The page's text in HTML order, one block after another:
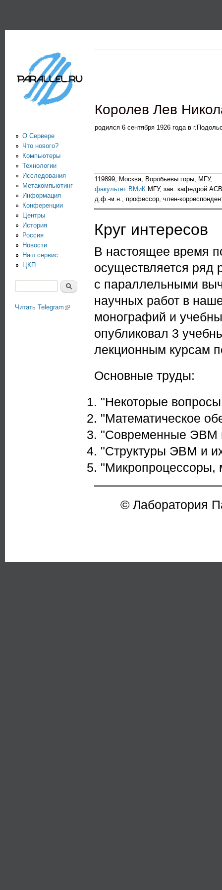
Информационно-
аналитический
центр по
параллельным
вычислениямКоролев Лев
родился 6 сентября 1926 года в
119899, Москва, Воробьевы горы, МГУ,
факультет ВМиК МГУ, зав. кафедрой
д.ф.-м.н., профессор, член-
Круг интересов
В настоящее время
осуществляется
с параллельными
научных работ в
монографий и
опубликовал 3
лекционным курсам
Основные труды:
"Некоторые
"Математическое
"Современные ЭВМ
"Структуры ЭВМ и
© Лаборатория
О Сервере
Что нового?
Компьютеры
Технологии
Исследования
Метакомпьютинг
Информация
Конференции
Центры
История
Россия
Новости
Наш сервис
ЦКП
Читать Telegram (link is external)